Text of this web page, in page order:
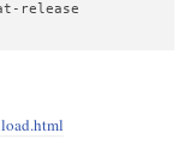
release